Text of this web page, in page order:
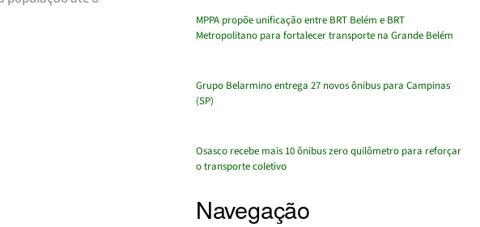
MPPA propõe unificação entre BRT Belém e BRT
Metropolitano para fortalecer transporte na Grande Belém
Grupo Belarmino entrega 27 novos ônibus para Campinas
(SP)
Osasco recebe mais 10 ônibus zero quilômetro para reforçar
o transporte coletivo
Navegação